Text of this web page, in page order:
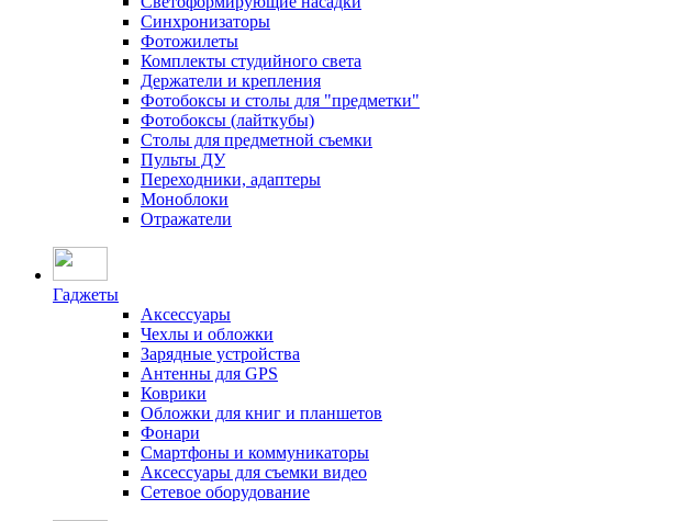
Синхронизаторы
Фотожилеты
Комплекты студийного света
Держатели и крепления
Фотобоксы и столы для "предметки"
Фотобоксы (лайткубы)
Столы для предметной съемки
Пульты ДУ
Переходники, адаптеры
Моноблоки
Отражатели
Гаджеты
Аксессуары
Чехлы и обложки
Зарядные устройства
Антенны для GPS
Коврики
Обложки для книг и планшетов
Фонари
Смартфоны и коммуникаторы
Аксессуары для съемки видео
Сетевое оборудование